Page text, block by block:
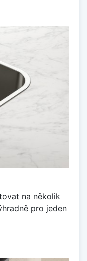
na několik
pro jeden